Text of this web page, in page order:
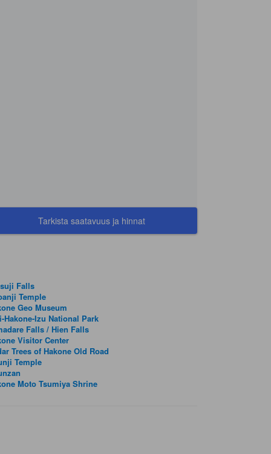
Tarkista saatavuus ja hinnat
Falls
Temple
Geo Museum
Hakone-Izu National Park
Falls / Hien Falls
Visitor Center
Trees of Hakone Old Road
Temple
Moto Tsumiya Shrine